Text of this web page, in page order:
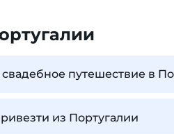
путешествие в
из Португалии